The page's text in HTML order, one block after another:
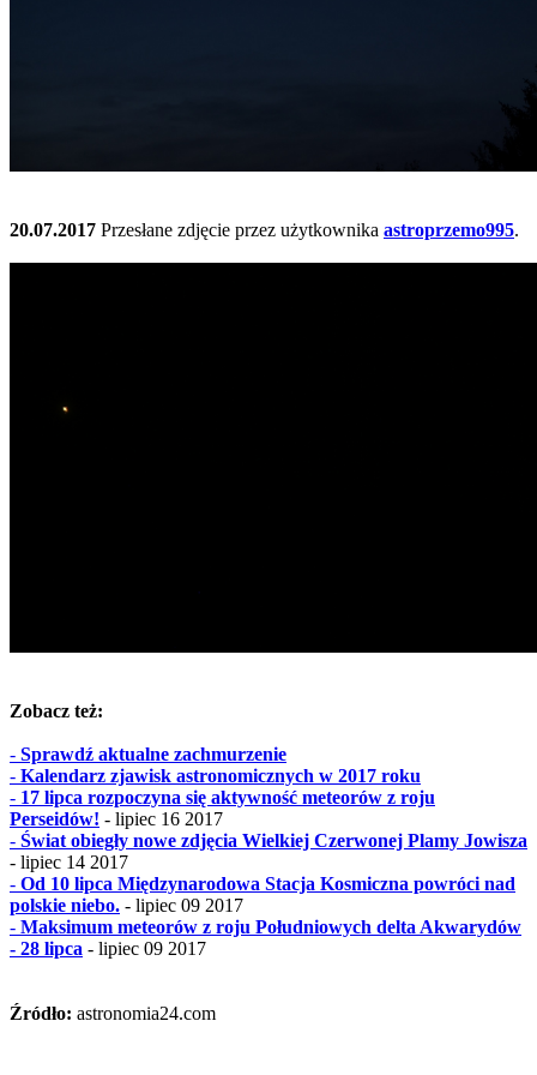
20.07.2017 Przesłane zdjęcie przez użytkownika astroprzemo995.
Zobacz też:
- Sprawdź aktualne zachmurzenie
- Kalendarz zjawisk astronomicznych w 2017 roku
- 17 lipca rozpoczyna się aktywność meteorów z roju
Perseidów! - lipiec 16 2017
- Świat obiegły nowe zdjęcia Wielkiej Czerwonej Plamy Jowisza
- lipiec 14 2017
- Od 10 lipca Międzynarodowa Stacja Kosmiczna powróci nad
polskie niebo. - lipiec 09 2017
- Maksimum meteorów z roju Południowych delta Akwarydów
- 28 lipca - lipiec 09 2017
Źródło: astronomia24.com